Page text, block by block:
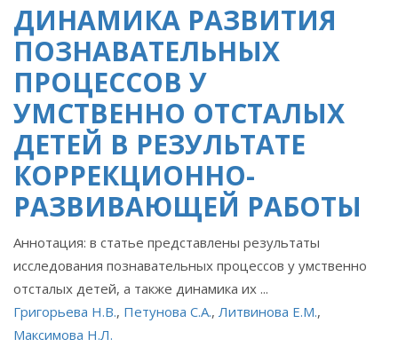
ДИНАМИКА РАЗВИТИЯ
ПОЗНАВАТЕЛЬНЫХ
ПРОЦЕССОВ У
УМСТВЕННО ОТСТАЛЫХ
ДЕТЕЙ В РЕЗУЛЬТАТЕ
КОРРЕКЦИОННО-
РАЗВИВАЮЩЕЙ РАБОТЫ
Аннотация: в статье представлены результаты
исследования познавательных процессов у умственно
отсталых детей, а также динамика их ...
Григорьева Н.В., Петунова С.А., Литвинова Е.М.,
Максимова Н.Л.